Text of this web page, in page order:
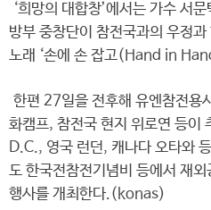
‘희망의 대합창’에서는 가수 서
방부 중창단이 참전국과의 우정
노래 ‘손에 손 잡고(Hand in
한편 27일을 전후해 유엔참전용
화캠프, 참전국 현지 위로연 등이
D.C., 영국 런던, 캐나다 오타와
도 한국전참전기념비 등에서 재
행사를 개최한다.(konas)